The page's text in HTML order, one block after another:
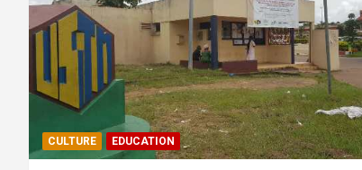
CULTURE EDUCATION